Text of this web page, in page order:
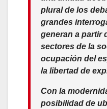
plural de los
grandes
generan a partir
sectores de la
ocupación del
la libertad de
Con la
posibilidad de